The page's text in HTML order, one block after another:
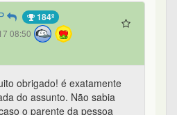
184º
08:50
obrigado! é exatamente
do assunto. Não sabia
o parente da pessoa